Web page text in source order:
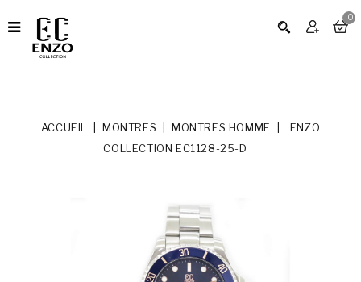
0
ACCUEIL MONTRES MONTRES HOMME
ENZO
COLLECTION EC1128-25-D